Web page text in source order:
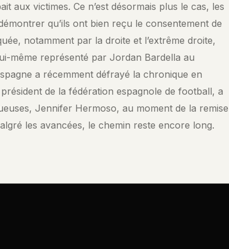
aux victimes. Ce n’est désormais plus le cas, les
qu’ils ont bien reçu le consentement de
notamment par la droite et l’extrême droite,
même représenté par Jordan Bardella au
a récemment défrayé la chronique en
de la fédération espagnole de football, a
Jennifer Hermoso, au moment de la remise
les avancées, le chemin reste encore long.